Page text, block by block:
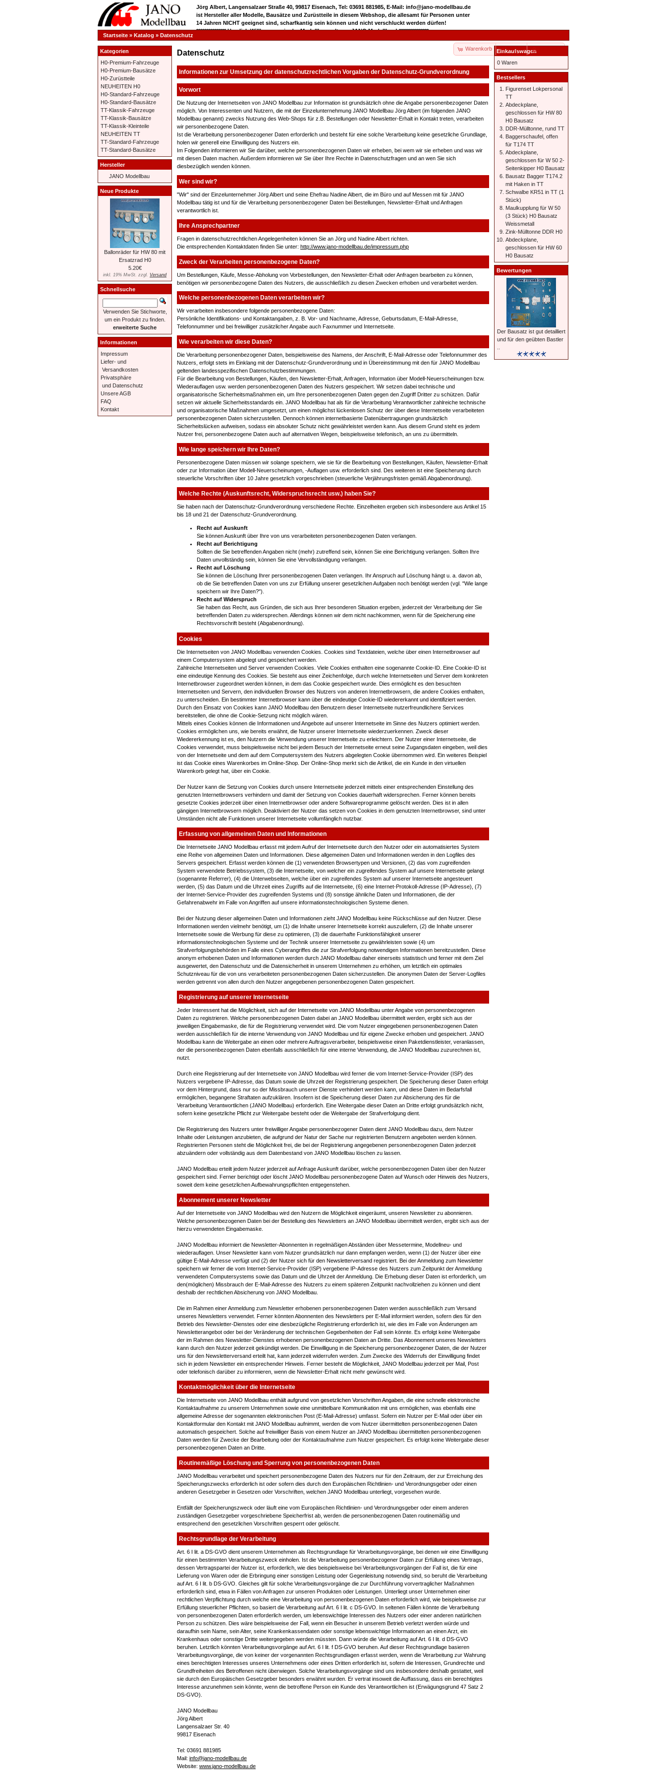
Jörg Albert, Langensalzaer Straße 40, 99817 Eisenach, Tel: 03691 881985, E-Mail: info@jano-modellbau.de
ist Hersteller aller Modelle, Bausätze und Zurüstteile in diesem Webshop, die allesamt für Personen unter
14 Jahren NICHT geeignet sind, scharfkantig sein können und nicht verschluckt werden dürfen!
*************** Herzlich Willkommen in der Modellbauwelt von JANO Modellbau! ***************
Warenkorb Kasse
Startseite » Katalog » Datenschutz
Datenschutz
Informationen zur Umsetzung der datenschutzrechtlichen Vorgaben der Datenschutz-Grundverordnung
Vorwort
Die Nutzung der Internetseiten von JANO Modellbau zur Information ist grundsätzlich ohne die Angabe personenbezogener Daten
möglich. Von Interessenten und Nutzern, die mit der Einzelunternehmung JANO Modellbau Jörg Albert (im folgenden JANO
Modellbau genannt) zwecks Nutzung des Web-Shops für z.B. Bestellungen oder Newsletter-Erhalt in Kontakt treten, verarbeiten
wir personenbezogene Daten.
Ist die Verarbeitung personenbezogener Daten erforderlich und besteht für eine solche Verarbeitung keine gesetzliche Grundlage,
holen wir generell eine Einwilligung des Nutzers ein.
Im Folgenden informieren wir Sie darüber, welche personenbezogenen Daten wir erheben, bei wem wir sie erheben und was wir
mit diesen Daten machen. Außerdem informieren wir Sie über Ihre Rechte in Datenschutzfragen und an wen Sie sich
diesbezüglich wenden können.
Wer sind wir?
"Wir" sind der Einzelunternehmer Jörg Albert und seine Ehefrau Nadine Albert, die im Büro und auf Messen mit für JANO
Modellbau tätig ist und für die Verarbeitung personenbezogener Daten bei Bestellungen, Newsletter-Erhalt und Anfragen
verantwortlich ist.
Ihre Ansprechpartner
Fragen in datenschutzrechtlichen Angelegenheiten können Sie an Jörg und Nadine Albert richten.
Die entsprechenden Kontaktdaten finden Sie unter: http://www.jano-modellbau.de/impressum.php
Zweck der Verarbeiten personenbezogene Daten?
Um Bestellungen, Käufe, Messe-Abholung von Vorbestellungen, den Newsletter-Erhalt oder Anfragen bearbeiten zu können,
benötigen wir personenbezogene Daten des Nutzers, die ausschließlich zu diesen Zwecken erhoben und verarbeitet werden.
Welche personenbezogenen Daten verarbeiten wir?
Wir verarbeiten insbesondere folgende personenbezogene Daten:
Persönliche Identifikations- und Kontaktangaben, z. B. Vor- und Nachname, Adresse, Geburtsdatum, E-Mail-Adresse,
Telefonnummer und bei freiwilliger zusätzlicher Angabe auch Faxnummer und Internetseite.
Wie verarbeiten wir diese Daten?
Die Verarbeitung personenbezogener Daten, beispielsweise des Namens, der Anschrift, E-Mail-Adresse oder Telefonnummer des
Nutzers, erfolgt stets im Einklang mit der Datenschutz-Grundverordnung und in Übereinstimmung mit den für JANO Modellbau
geltenden landesspezifischen Datenschutzbestimmungen.
Für die Bearbeitung von Bestellungen, Käufen, den Newsletter-Erhalt, Anfragen, Information über Modell-Neuerscheinungen bzw.
Wiederauflagen usw. werden personenbezogenen Daten des Nutzers gespeichert. Wir setzen dabei technische und
organisatorische Sicherheitsmaßnahmen ein, um Ihre personenbezogenen Daten gegen den Zugriff Dritter zu schützen. Dafür
setzen wir aktuelle Sicherheitsstandards ein. JANO Modellbau hat als für die Verarbeitung Verantwortlicher zahlreiche technische
und organisatorische Maßnahmen umgesetzt, um einen möglichst lückenlosen Schutz der über diese Internetseite verarbeiteten
personenbezogenen Daten sicherzustellen. Dennoch können internetbasierte Datenübertragungen grundsätzlich
Sicherheitslücken aufweisen, sodass ein absoluter Schutz nicht gewährleistet werden kann. Aus diesem Grund steht es jedem
Nutzer frei, personenbezogene Daten auch auf alternativen Wegen, beispielsweise telefonisch, an uns zu übermitteln.
Wie lange speichern wir Ihre Daten?
Personenbezogene Daten müssen wir solange speichern, wie sie für die Bearbeitung von Bestellungen, Käufen, Newsletter-Erhalt
oder zur Information über Modell-Neuerscheinungen, -Auflagen usw. erforderlich sind. Des weiteren ist eine Speicherung durch
steuerliche Vorschriften über 10 Jahre gesetzlich vorgeschrieben (steuerliche Verjährungsfristen gemäß Abgabenordnung).
Welche Rechte (Auskunftsrecht, Widerspruchsrecht usw.) haben Sie?
Sie haben nach der Datenschutz-Grundverordnung verschiedene Rechte. Einzelheiten ergeben sich insbesondere aus Artikel 15
bis 18 und 21 der Datenschutz-Grundverordnung.
Recht auf Auskunft
Sie können Auskunft über Ihre von uns verarbeiteten personenbezogenen Daten verlangen.
Recht auf Berichtigung
Sollten die Sie betreffenden Angaben nicht (mehr) zutreffend sein, können Sie eine Berichtigung verlangen. Sollten Ihre
Daten unvollständig sein, können Sie eine Vervollständigung verlangen.
Recht auf Löschung
Sie können die Löschung Ihrer personenbezogenen Daten verlangen. Ihr Anspruch auf Löschung hängt u. a. davon ab,
ob die Sie betreffenden Daten von uns zur Erfüllung unserer gesetzlichen Aufgaben noch benötigt werden (vgl. "Wie lange
speichern wir Ihre Daten?").
Recht auf Widerspruch
Sie haben das Recht, aus Gründen, die sich aus Ihrer besonderen Situation ergeben, jederzeit der Verarbeitung der Sie
betreffenden Daten zu widersprechen. Allerdings können wir dem nicht nachkommen, wenn für die Speicherung eine
Rechtsvorschrift besteht (Abgabenordnung).
Cookies
Die Internetseiten von JANO Modellbau verwenden Cookies. Cookies sind Textdateien, welche über einen Internetbrowser auf
einem Computersystem abgelegt und gespeichert werden.
Zahlreiche Internetseiten und Server verwenden Cookies. Viele Cookies enthalten eine sogenannte Cookie-ID. Eine Cookie-ID ist
eine eindeutige Kennung des Cookies. Sie besteht aus einer Zeichenfolge, durch welche Internetseiten und Server dem konkreten
Internetbrowser zugeordnet werden können, in dem das Cookie gespeichert wurde. Dies ermöglicht es den besuchten
Internetseiten und Servern, den individuellen Browser des Nutzers von anderen Internetbrowsern, die andere Cookies enthalten,
zu unterscheiden. Ein bestimmter Internetbrowser kann über die eindeutige Cookie-ID wiedererkannt und identifiziert werden.
Durch den Einsatz von Cookies kann JANO Modellbau den Benutzern dieser Internetseite nutzerfreundlichere Services
bereitstellen, die ohne die Cookie-Setzung nicht möglich wären.
Mittels eines Cookies können die Informationen und Angebote auf unserer Internetseite im Sinne des Nutzers optimiert werden.
Cookies ermöglichen uns, wie bereits erwähnt, die Nutzer unserer Internetseite wiederzuerkennen. Zweck dieser
Wiedererkennung ist es, den Nutzern die Verwendung unserer Internetseite zu erleichtern. Der Nutzer einer Internetseite, die
Cookies verwendet, muss beispielsweise nicht bei jedem Besuch der Internetseite erneut seine Zugangsdaten eingeben, weil dies
von der Internetseite und dem auf dem Computersystem des Nutzers abgelegten Cookie übernommen wird. Ein weiteres Beispiel
ist das Cookie eines Warenkorbes im Online-Shop. Der Online-Shop merkt sich die Artikel, die ein Kunde in den virtuellen
Warenkorb gelegt hat, über ein Cookie.
Der Nutzer kann die Setzung von Cookies durch unsere Internetseite jederzeit mittels einer entsprechenden Einstellung des
genutzten Internetbrowsers verhindern und damit der Setzung von Cookies dauerhaft widersprechen. Ferner können bereits
gesetzte Cookies jederzeit über einen Internetbrowser oder andere Softwareprogramme gelöscht werden. Dies ist in allen
gängigen Internetbrowsern möglich. Deaktiviert der Nutzer das setzen von Cookies in dem genutzten Internetbrowser, sind unter
Umständen nicht alle Funktionen unserer Internetseite vollumfänglich nutzbar.
Erfassung von allgemeinen Daten und Informationen
Die Internetseite JANO Modellbau erfasst mit jedem Aufruf der Internetseite durch den Nutzer oder ein automatisiertes System
eine Reihe von allgemeinen Daten und Informationen. Diese allgemeinen Daten und Informationen werden in den Logfiles des
Servers gespeichert. Erfasst werden können die (1) verwendeten Browsertypen und Versionen, (2) das vom zugreifenden
System verwendete Betriebssystem, (3) die Internetseite, von welcher ein zugreifendes System auf unsere Internetseite gelangt
(sogenannte Referrer), (4) die Unterwebseiten, welche über ein zugreifendes System auf unserer Internetseite angesteuert
werden, (5) das Datum und die Uhrzeit eines Zugriffs auf die Internetseite, (6) eine Internet-Protokoll-Adresse (IP-Adresse), (7)
der Internet-Service-Provider des zugreifenden Systems und (8) sonstige ähnliche Daten und Informationen, die der
Gefahrenabwehr im Falle von Angriffen auf unsere informationstechnologischen Systeme dienen.
Bei der Nutzung dieser allgemeinen Daten und Informationen zieht JANO Modellbau keine Rückschlüsse auf den Nutzer. Diese
Informationen werden vielmehr benötigt, um (1) die Inhalte unserer Internetseite korrekt auszuliefern, (2) die Inhalte unserer
Internetseite sowie die Werbung für diese zu optimieren, (3) die dauerhafte Funktionsfähigkeit unserer
informationstechnologischen Systeme und der Technik unserer Internetseite zu gewährleisten sowie (4) um
Strafverfolgungsbehörden im Falle eines Cyberangriffes die zur Strafverfolgung notwendigen Informationen bereitzustellen. Diese
anonym erhobenen Daten und Informationen werden durch JANO Modellbau daher einerseits statistisch und ferner mit dem Ziel
ausgewertet, den Datenschutz und die Datensicherheit in unserem Unternehmen zu erhöhen, um letztlich ein optimales
Schutzniveau für die von uns verarbeiteten personenbezogenen Daten sicherzustellen. Die anonymen Daten der Server-Logfiles
werden getrennt von allen durch den Nutzer angegebenen personenbezogenen Daten gespeichert.
Registrierung auf unserer Internetseite
Jeder Interessent hat die Möglichkeit, sich auf der Internetseite von JANO Modellbau unter Angabe von personenbezogenen
Daten zu registrieren. Welche personenbezogenen Daten dabei an JANO Modellbau übermittelt werden, ergibt sich aus der
jeweiligen Eingabemaske, die für die Registrierung verwendet wird. Die vom Nutzer eingegebenen personenbezogenen Daten
werden ausschließlich für die interne Verwendung von JANO Modellbau und für eigene Zwecke erhoben und gespeichert. JANO
Modellbau kann die Weitergabe an einen oder mehrere Auftragsverarbeiter, beispielsweise einen Paketdienstleister, veranlassen,
der die personenbezogenen Daten ebenfalls ausschließlich für eine interne Verwendung, die JANO Modellbau zuzurechnen ist,
nutzt.
Durch eine Registrierung auf der Internetseite von JANO Modellbau wird ferner die vom Internet-Service-Provider (ISP) des
Nutzers vergebene IP-Adresse, das Datum sowie die Uhrzeit der Registrierung gespeichert. Die Speicherung dieser Daten erfolgt
vor dem Hintergrund, dass nur so der Missbrauch unserer Dienste verhindert werden kann, und diese Daten im Bedarfsfall
ermöglichen, begangene Straftaten aufzuklären. Insofern ist die Speicherung dieser Daten zur Absicherung des für die
Verarbeitung Verantwortlichen (JANO Modellbau) erforderlich. Eine Weitergabe dieser Daten an Dritte erfolgt grundsätzlich nicht,
sofern keine gesetzliche Pflicht zur Weitergabe besteht oder die Weitergabe der Strafverfolgung dient.
Die Registrierung des Nutzers unter freiwilliger Angabe personenbezogener Daten dient JANO Modellbau dazu, dem Nutzer
Inhalte oder Leistungen anzubieten, die aufgrund der Natur der Sache nur registrierten Benutzern angeboten werden können.
Registrierten Personen steht die Möglichkeit frei, die bei der Registrierung angegebenen personenbezogenen Daten jederzeit
abzuändern oder vollständig aus dem Datenbestand von JANO Modellbau löschen zu lassen.
JANO Modellbau erteilt jedem Nutzer jederzeit auf Anfrage Auskunft darüber, welche personenbezogenen Daten über den Nutzer
gespeichert sind. Ferner berichtigt oder löscht JANO Modellbau personenbezogene Daten auf Wunsch oder Hinweis des Nutzers,
soweit dem keine gesetzlichen Aufbewahrungspflichten entgegenstehen.
Abonnement unserer Newsletter
Auf der Internetseite von JANO Modellbau wird den Nutzern die Möglichkeit eingeräumt, unseren Newsletter zu abonnieren.
Welche personenbezogenen Daten bei der Bestellung des Newsletters an JANO Modellbau übermittelt werden, ergibt sich aus der
hierzu verwendeten Eingabemaske.
JANO Modellbau informiert die Newsletter-Abonnenten in regelmäßigen Abständen über Messetermine, Modellneu- und
wiederauflagen. Unser Newsletter kann vom Nutzer grundsätzlich nur dann empfangen werden, wenn (1) der Nutzer über eine
gültige E-Mail-Adresse verfügt und (2) der Nutzer sich für den Newsletterversand registriert. Bei der Anmeldung zum Newsletter
speichern wir ferner die vom Internet-Service-Provider (ISP) vergebene IP-Adresse des Nutzers zum Zeitpunkt der Anmeldung
verwendeten Computersystems sowie das Datum und die Uhrzeit der Anmeldung. Die Erhebung dieser Daten ist erforderlich, um
den(möglichen) Missbrauch der E-Mail-Adresse des Nutzers zu einem späteren Zeitpunkt nachvollziehen zu können und dient
deshalb der rechtlichen Absicherung von JANO Modellbau.
Die im Rahmen einer Anmeldung zum Newsletter erhobenen personenbezogenen Daten werden ausschließlich zum Versand
unseres Newsletters verwendet. Ferner könnten Abonnenten des Newsletters per E-Mail informiert werden, sofern dies für den
Betrieb des Newsletter-Dienstes oder eine diesbezügliche Registrierung erforderlich ist, wie dies im Falle von Änderungen am
Newsletterangebot oder bei der Veränderung der technischen Gegebenheiten der Fall sein könnte. Es erfolgt keine Weitergabe
der im Rahmen des Newsletter-Dienstes erhobenen personenbezogenen Daten an Dritte. Das Abonnement unseres Newsletters
kann durch den Nutzer jederzeit gekündigt werden. Die Einwilligung in die Speicherung personenbezogener Daten, die der Nutzer
uns für den Newsletterversand erteilt hat, kann jederzeit widerrufen werden. Zum Zwecke des Widerrufs der Einwilligung findet
sich in jedem Newsletter ein entsprechender Hinweis. Ferner besteht die Möglichkeit, JANO Modellbau jederzeit per Mail, Post
oder telefonisch darüber zu informieren, wenn die Newsletter-Erhalt nicht mehr gewünscht wird.
Kontaktmöglichkeit über die Internetseite
Die Internetseite von JANO Modellbau enthält aufgrund von gesetzlichen Vorschriften Angaben, die eine schnelle elektronische
Kontaktaufnahme zu unserem Unternehmen sowie eine unmittelbare Kommunikation mit uns ermöglichen, was ebenfalls eine
allgemeine Adresse der sogenannten elektronischen Post (E-Mail-Adresse) umfasst. Sofern ein Nutzer per E-Mail oder über ein
Kontaktformular den Kontakt mit JANO Modellbau aufnimmt, werden die vom Nutzer übermittelten personenbezogenen Daten
automatisch gespeichert. Solche auf freiwilliger Basis von einem Nutzer an JANO Modellbau übermittelten personenbezogenen
Daten werden für Zwecke der Bearbeitung oder der Kontaktaufnahme zum Nutzer gespeichert. Es erfolgt keine Weitergabe dieser
personenbezogenen Daten an Dritte.
Routinemäßige Löschung und Sperrung von personenbezogenen Daten
JANO Modellbau verarbeitet und speichert personenbezogene Daten des Nutzers nur für den Zeitraum, der zur Erreichung des
Speicherungszwecks erforderlich ist oder sofern dies durch den Europäischen Richtlinien- und Verordnungsgeber oder einen
anderen Gesetzgeber in Gesetzen oder Vorschriften, welchen JANO Modellbau unterliegt, vorgesehen wurde.
Entfällt der Speicherungszweck oder läuft eine vom Europäischen Richtlinien- und Verordnungsgeber oder einem anderen
zuständigen Gesetzgeber vorgeschriebene Speicherfrist ab, werden die personenbezogenen Daten routinemäßig und
entsprechend den gesetzlichen Vorschriften gesperrt oder gelöscht.
Rechtsgrundlage der Verarbeitung
Art. 6 I lit. a DS-GVO dient unserem Unternehmen als Rechtsgrundlage für Verarbeitungsvorgänge, bei denen wir eine Einwilligung
für einen bestimmten Verarbeitungszweck einholen. Ist die Verarbeitung personenbezogener Daten zur Erfüllung eines Vertrags,
dessen Vertragspartei der Nutzer ist, erforderlich, wie dies beispielsweise bei Verarbeitungsvorgängen der Fall ist, die für eine
Lieferung von Waren oder die Erbringung einer sonstigen Leistung oder Gegenleistung notwendig sind, so beruht die Verarbeitung
auf Art. 6 I lit. b DS-GVO. Gleiches gilt für solche Verarbeitungsvorgänge die zur Durchführung vorvertraglicher Maßnahmen
erforderlich sind, etwa in Fällen von Anfragen zur unseren Produkten oder Leistungen. Unterliegt unser Unternehmen einer
rechtlichen Verpflichtung durch welche eine Verarbeitung von personenbezogenen Daten erforderlich wird, wie beispielsweise zur
Erfüllung steuerlicher Pflichten, so basiert die Verarbeitung auf Art. 6 I lit. c DS-GVO. In seltenen Fällen könnte die Verarbeitung
von personenbezogenen Daten erforderlich werden, um lebenswichtige Interessen des Nutzers oder einer anderen natürlichen
Person zu schützen. Dies wäre beispielsweise der Fall, wenn ein Besucher in unserem Betrieb verletzt werden würde und
daraufhin sein Name, sein Alter, seine Krankenkassendaten oder sonstige lebenswichtige Informationen an einen Arzt, ein
Krankenhaus oder sonstige Dritte weitergegeben werden müssten. Dann würde die Verarbeitung auf Art. 6 I lit. d DS-GVO
beruhen. Letztlich könnten Verarbeitungsvorgänge auf Art. 6 I lit. f DS-GVO beruhen. Auf dieser Rechtsgrundlage basieren
Verarbeitungsvorgänge, die von keiner der vorgenannten Rechtsgrundlagen erfasst werden, wenn die Verarbeitung zur Wahrung
eines berechtigten Interesses unseres Unternehmens oder eines Dritten erforderlich ist, sofern die Interessen, Grundrechte und
Grundfreiheiten des Betroffenen nicht überwiegen. Solche Verarbeitungsvorgänge sind uns insbesondere deshalb gestattet, weil
sie durch den Europäischen Gesetzgeber besonders erwähnt wurden. Er vertrat insoweit die Auffassung, dass ein berechtigtes
Interesse anzunehmen sein könnte, wenn die betroffene Person ein Kunde des Verantwortlichen ist (Erwägungsgrund 47 Satz 2
DS-GVO).
JANO Modellbau
Jörg Albert
Langensalzaer Str. 40
99817 Eisenach
Tel: 03691 881985
Mail: info@jano-modellbau.de
Website: www.jano-modellbau.de
Kategorien
H0-Premium-Fahrzeuge
H0-Premium-Bausätze
H0-Zurüstteile
NEUHEITEN H0
H0-Standard-Fahrzeuge
H0-Standard-Bausätze
TT-Klassik-Fahrzeuge
TT-Klassik-Bausätze
TT-Klassik-Kleinteile
NEUHEITEN TT
TT-Standard-Fahrzeuge
TT-Standard-Bausätze
Hersteller
JANO Modellbau
Neue Produkte
Ballonräder für HW 80 mit
Ersatzrad H0
5.20€
inkl. 19% MwSt. zzgl. Versand
Schnellsuche
Verwenden Sie Stichworte,
um ein Produkt zu finden.
erweiterte Suche
Informationen
Impressum
Liefer- und
Versandkosten
Privatsphäre
und Datenschutz
Unsere AGB
FAQ
Kontakt
Einkaufswagen
0 Waren
Bestsellers
Figurenset Lokpersonal
TT
Abdeckplane,
geschlossen für HW 80
H0 Bausatz
DDR-Mülltonne, rund TT
Baggerschaufel, offen
für T174 TT
Abdeckplane,
geschlossen für W 50 2-
Seitenkipper H0 Bausatz
Bausatz Bagger T174.2
mit Haken in TT
Schwalbe KR51 in TT (1
Stück)
Maulkupplung für W 50
(3 Stück) H0 Bausatz
Weissmetall
Zink-Mülltonne DDR H0
Abdeckplane,
geschlossen für HW 60
H0 Bausatz
Bewertungen
Der Bausatz ist gut detailliert
und für den geübten Bastler